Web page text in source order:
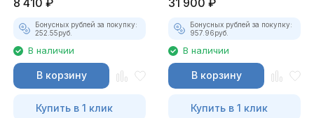
8 410 ₽
Бонусных рублей за покупку:
252.55руб.
В наличии
В корзину
Купить в 1 клик
31 900 ₽
Бонусных рублей за покупку:
957.96руб.
В наличии
В корзину
Купить в 1 клик